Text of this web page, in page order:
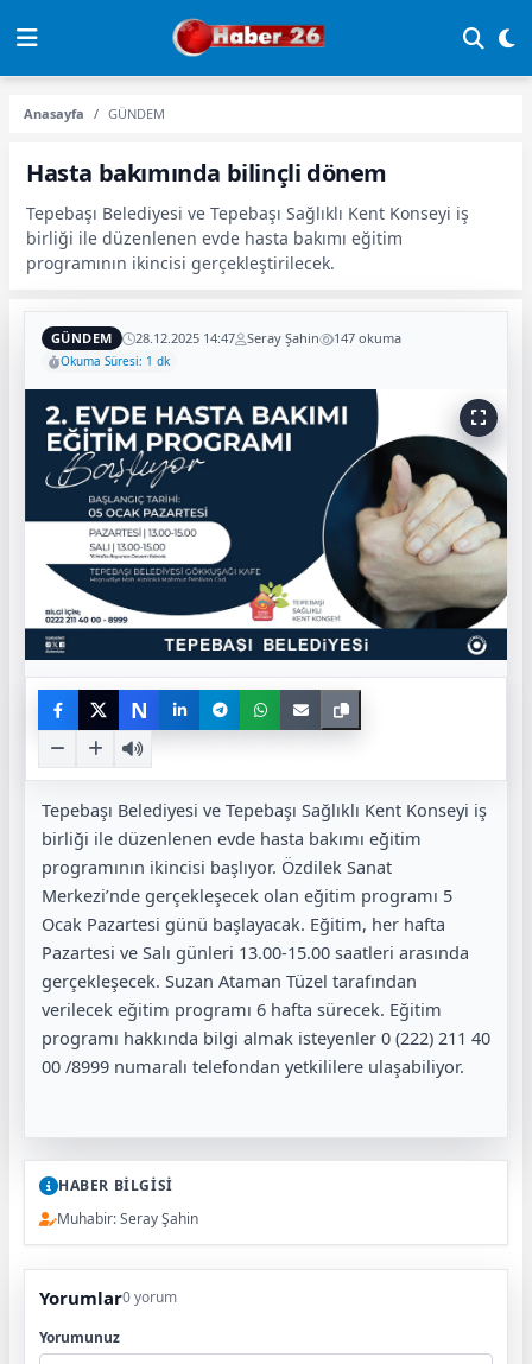
Anasayfa GÜNDEM
Hasta bakımında bilinçli dönem
Tepebaşı Belediyesi ve Tepebaşı Sağlıklı Kent Konseyi iş
birliği ile düzenlenen evde hasta bakımı eğitim
programının ikincisi gerçekleştirilecek.
GÜNDEM 28.12.2025 14:47 Seray Şahin 147 okuma
Okuma Süresi: 1 dk
N
Tepebaşı Belediyesi ve Tepebaşı Sağlıklı Kent Konseyi iş
birliği ile düzenlenen evde hasta bakımı eğitim
programının ikincisi başlıyor. Özdilek Sanat
Merkezi’nde gerçekleşecek olan eğitim programı 5
Ocak Pazartesi günü başlayacak. Eğitim, her hafta
Pazartesi ve Salı günleri 13.00-15.00 saatleri arasında
gerçekleşecek. Suzan Ataman Tüzel tarafından
verilecek eğitim programı 6 hafta sürecek. Eğitim
programı hakkında bilgi almak isteyenler 0 (222) 211 40
00 /8999 numaralı telefondan yetkililere ulaşabiliyor.
HABER BİLGİSİ
Muhabir: Seray Şahin
Yorumlar0 yorum
Yorumunuz